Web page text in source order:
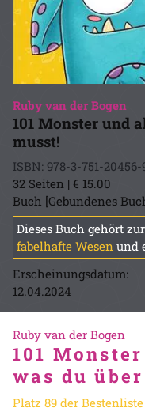
Ruby van der Bogen
101 Monster und
musst!
ISBN: 978-3-751-20456-
32 Seiten | € 15.00
Buch [Gebundenes
Dieses Buch gehört
fabelhafte Wesen und
Erscheinungsdatum:
12.04.2024
Ruby van der Bogen
101
was du
Platz 89 der